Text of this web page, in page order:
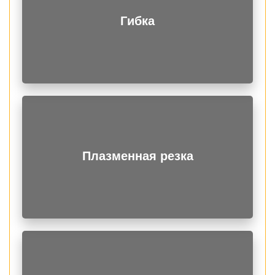
Гибка
Плазменная резка